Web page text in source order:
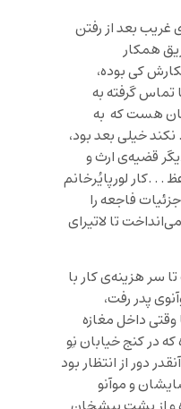
بعد از رفتن
همکار
کی بوده،
تماس گرفته به
هست که به
خیلی بعد بود،
قضیه‌ی ارث و
. .کار لورپایُرخانم
فاجعه را
تا لاتیرای
سر هزینه‌ی‌ کار با
پدر رفت،
داخل مغازه
که در کنج خیابان نِو
دور از انتظار بود
و موآنو